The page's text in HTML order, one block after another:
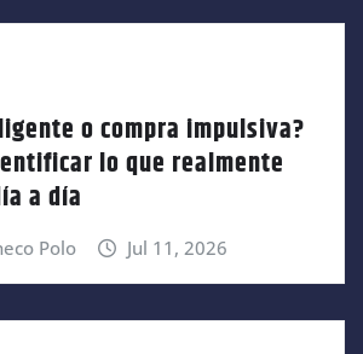
o compra impulsiva?
lo que realmente
a día
Polo Jul 11, 2026